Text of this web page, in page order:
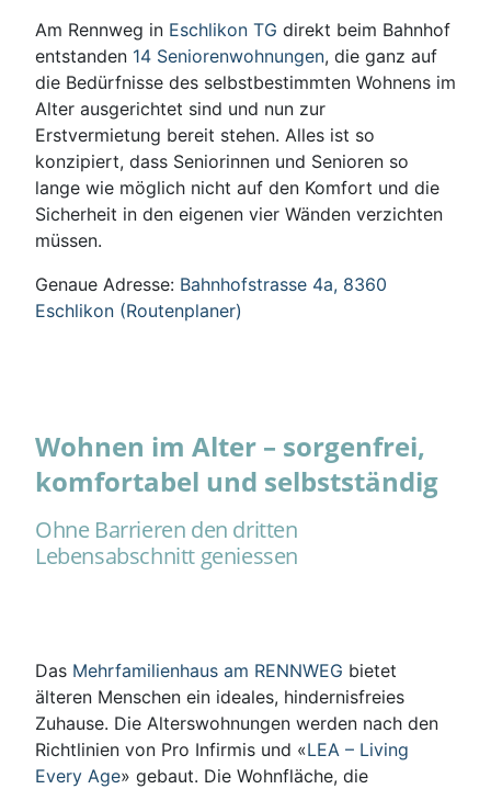
Am Rennweg in Eschlikon TG direkt beim Bahnhof
entstanden 14 Seniorenwohnungen, die ganz auf
die Bedürfnisse des selbstbestimmten Wohnens im
Alter ausgerichtet sind und nun zur
Erstvermietung bereit stehen. Alles ist so
konzipiert, dass Seniorinnen und Senioren so
lange wie möglich nicht auf den Komfort und die
Sicherheit in den eigenen vier Wänden verzichten
müssen.
Genaue Adresse: Bahnhofstrasse 4a, 8360
Eschlikon (Routenplaner)
Wohnen im Alter – sorgenfrei,
komfortabel und selbstständig
Ohne Barrieren den dritten
Lebensabschnitt geniessen
Das Mehrfamilienhaus am RENNWEG bietet
älteren Menschen ein ideales, hindernisfreies
Zuhause. Die Alterswohnungen werden nach den
Richtlinien von Pro Infirmis und «LEA – Living
Every Age» gebaut. Die Wohnfläche, die